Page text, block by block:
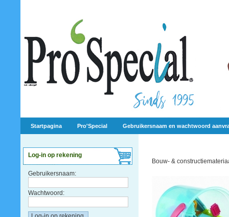
Startpagina Pro'Special Gebruikersnaam en wachtwoord
Log-in op rekening
Gebruikersnaam:
Wachtwoord:
Bouw- &